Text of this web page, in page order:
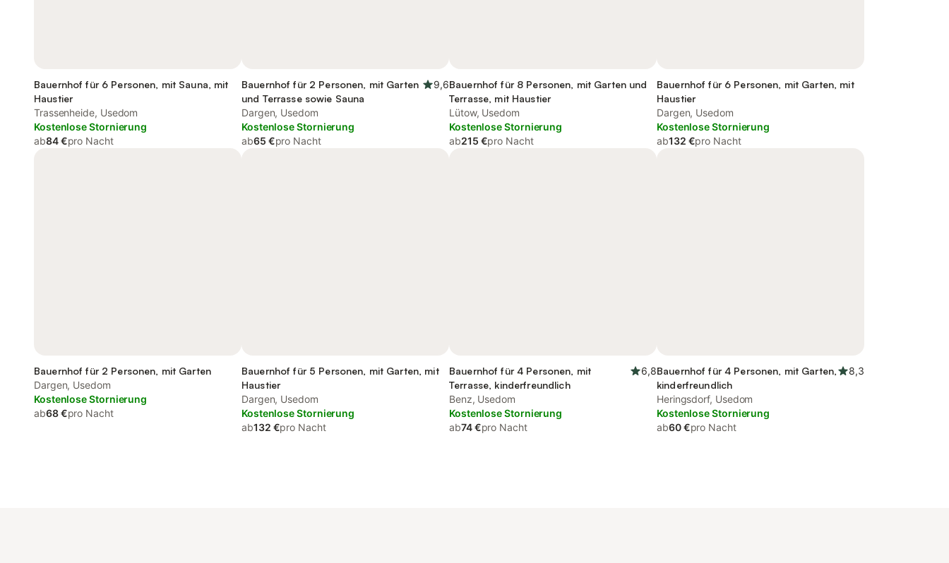
Bauernhof für 6 Personen, mit Sauna, mit
Haustier
Trassenheide, Usedom
Kostenlose Stornierung
ab84 €pro Nacht
Bauernhof für 2 Personen, mit Garten
und Terrasse sowie Sauna
9,6
Dargen, Usedom
Kostenlose Stornierung
ab65 €pro Nacht
Bauernhof für 8 Personen, mit Garten und
Terrasse, mit Haustier
Lütow, Usedom
Kostenlose Stornierung
ab215 €pro Nacht
Bauernhof für 6 Personen, mit Garten, mit
Haustier
Dargen, Usedom
Kostenlose Stornierung
ab132 €pro Nacht
Bauernhof für 2 Personen, mit Garten
Dargen, Usedom
Kostenlose Stornierung
ab68 €pro Nacht
Bauernhof für 5 Personen, mit Garten, mit
Haustier
Dargen, Usedom
Kostenlose Stornierung
ab132 €pro Nacht
Bauernhof für 4 Personen, mit
Terrasse, kinderfreundlich
6,8
Benz, Usedom
Kostenlose Stornierung
ab74 €pro Nacht
Bauernhof für 4 Personen, mit Garten,
kinderfreundlich
8,3
Heringsdorf, Usedom
Kostenlose Stornierung
ab60 €pro Nacht